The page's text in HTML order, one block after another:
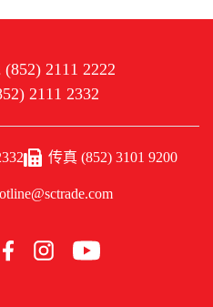
2111 2222
2111 2332
传真 (852) 3101 9200